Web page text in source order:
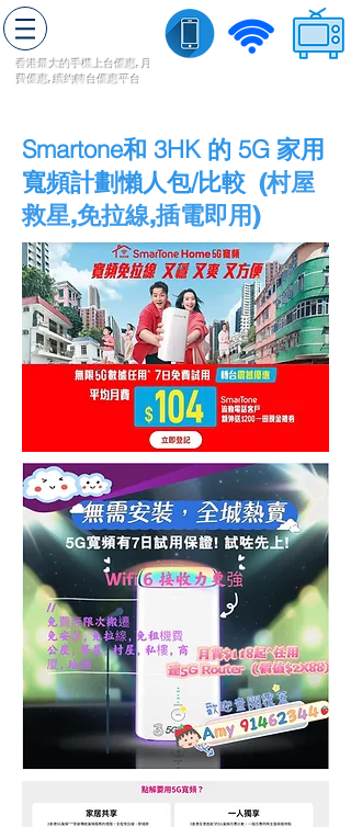
香港最大的手機上台優惠, 月
費優惠,續約轉台優惠平台
Smartone和 3HK 的 5G 家用
寬頻計劃懶人包/比較 (村屋
救星,免拉線,插電即用)